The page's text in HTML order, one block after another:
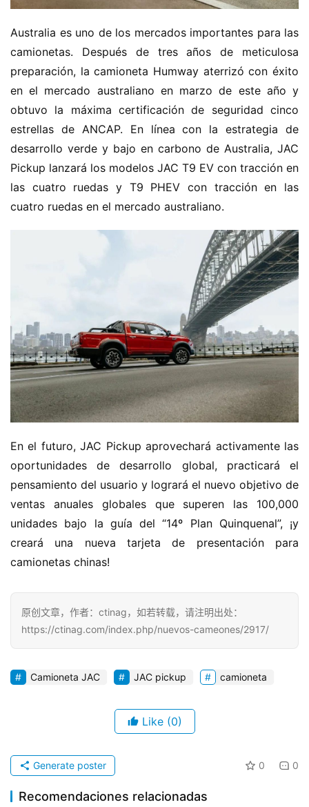
Australia es uno de los mercados importantes para las
camionetas. Después de tres años de meticulosa
preparación, la camioneta Humway aterrizó con éxito
en el mercado australiano en marzo de este año y
obtuvo la máxima certificación de seguridad cinco
estrellas de ANCAP. En línea con la estrategia de
desarrollo verde y bajo en carbono de Australia, JAC
Pickup lanzará los modelos JAC T9 EV con tracción en
las cuatro ruedas y T9 PHEV con tracción en las
cuatro ruedas en el mercado australiano.
En el futuro, JAC Pickup aprovechará activamente las
oportunidades de desarrollo global, practicará el
pensamiento del usuario y logrará el nuevo objetivo de
ventas anuales globales que superen las 100,000
unidades bajo la guía del “14º Plan Quinquenal”, ¡y
creará una nueva tarjeta de presentación para
camionetas chinas!
原创文章，作者：ctinag，如若转载，请注明出处：
https://ctinag.com/index.php/nuevos-cameones/2917/
Camioneta JAC JAC pickup camioneta
Like (0)
0 0
Generate poster
Recomendaciones relacionadas